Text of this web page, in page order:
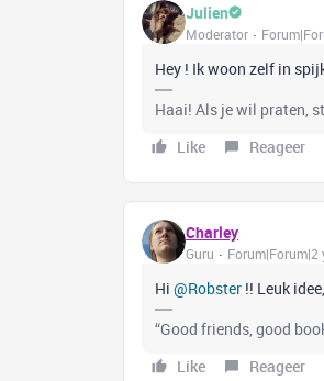
Julien
Moderator
Hey ! Ik woon zelf in
Haai! Als je wil praten,
Like
Reageer
Charley
Guru Forum|Forum|2
Hi @Robster !! Leuk
“Good friends, good
Like
Reageer